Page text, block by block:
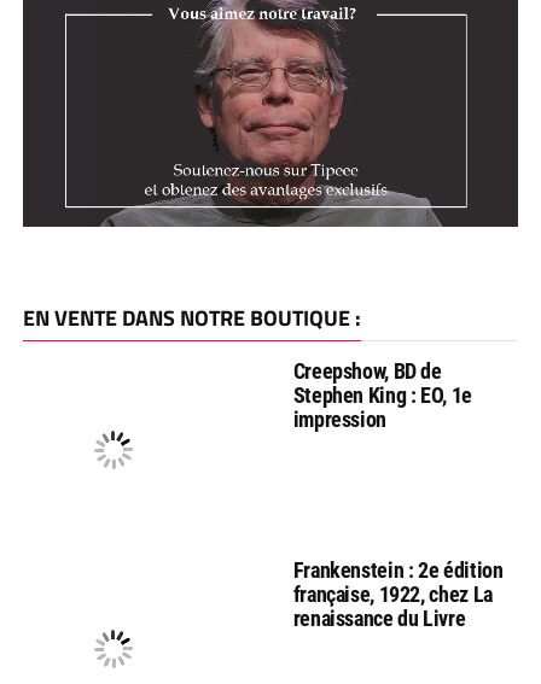
EN VENTE DANS NOTRE BOUTIQUE :
Creepshow, BD de
Stephen King : EO, 1e
impression
Frankenstein : 2e édition
française, 1922, chez La
renaissance du Livre